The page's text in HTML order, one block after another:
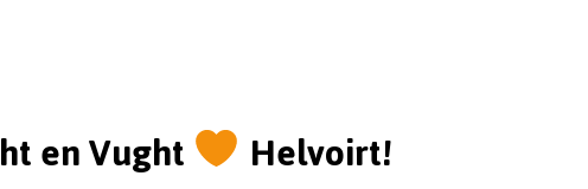
en Vught Helvoirt!